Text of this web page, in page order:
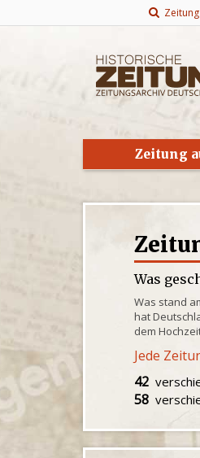
Zeitung
Was
Was stand
hat
dem
Jede
42
58